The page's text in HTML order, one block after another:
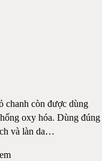
chanh còn được dùng
oxy hóa. Dùng đúng
và làn da…